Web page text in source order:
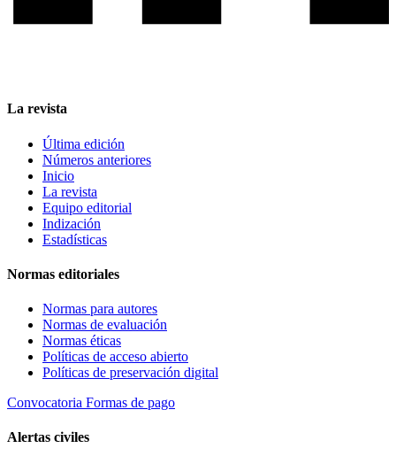
La revista
Última edición
Números anteriores
Inicio
La revista
Equipo editorial
Indización
Estadísticas
Normas editoriales
Normas para autores
Normas de evaluación
Normas éticas
Políticas de acceso abierto
Políticas de preservación digital
Convocatoria Formas de pago
Alertas civiles